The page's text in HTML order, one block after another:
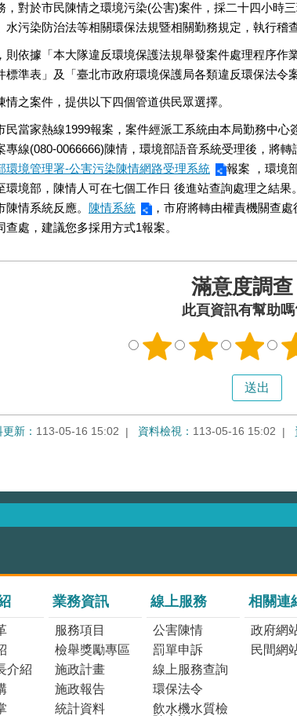
，對於市民陳情之環境污染(公害)案件，採二十四小時
污染防治法等相關環保法規暨相關勤務規定，執行稽
則依據「本大隊違反環境保護法規舉發案件處理程序
標準表」及「臺北市政府環境保護局各類違反環保法令
之案件，提供以下四個管道供民眾選擇。
民當家熱線1999報案，案件經派工系統由本局勤務中心
專線(080-0066666)陳情，環境部語音系統受理後，將轉
環境管理署-公害污染陳情網路受理系統
報案 ，環境
環境部，陳情人可在七個工作日 後進站查詢處理之結果。
情系統反應。
陳情系統
，市府將轉由權責機關查
處，建議您多採用方式1報案。
滿意度調查
此頁資訊有幫助
新： 113-05-16 15:02 資料檢視： 113-05-16 15:02
介紹
業務資訊
服務項目
檢舉獎勵專區
施政計畫
施政報告
統計資料
線上服務
公害陳情
罰單申訴
線上服務查詢
環保法令
飲水機水質檢
相關連
政府網
民間網